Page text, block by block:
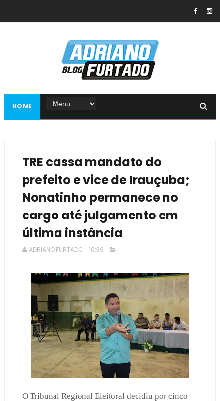
HOME
TRE cassa mandato do
prefeito e vice de Irauçuba;
Nonatinho permanece no
cargo até julgamento em
última instância
ADRIANO FURTADO 16:39
O Tribunal Regional Eleitoral decidiu por cinco